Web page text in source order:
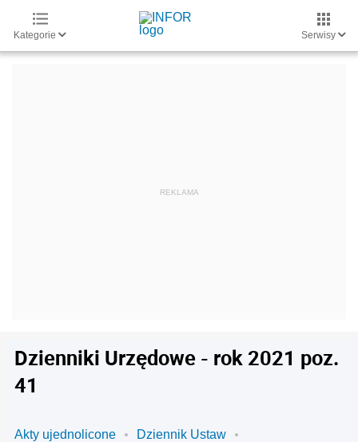
Kategorie Serwisy
Dzienniki Urzędowe - rok 2021 poz.
41
Akty ujednolicone
Dziennik Ustaw